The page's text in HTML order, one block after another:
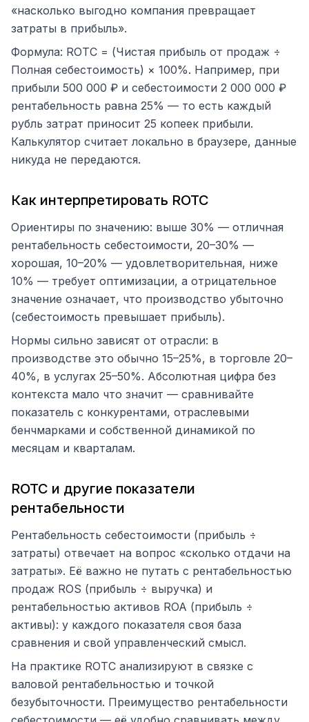
«насколько выгодно компания превращает
затраты в прибыль».
Формула: ROTC = (Чистая прибыль от продаж ÷
Полная себестоимость) × 100%. Например, при
прибыли 500 000 ₽ и себестоимости 2 000 000 ₽
рентабельность равна 25% — то есть каждый
рубль затрат приносит 25 копеек прибыли.
Калькулятор считает локально в браузере, данные
никуда не передаются.
Как интерпретировать ROTC
Ориентиры по значению: выше 30% — отличная
рентабельность себестоимости, 20–30% —
хорошая, 10–20% — удовлетворительная, ниже
10% — требует оптимизации, а отрицательное
значение означает, что производство убыточно
(себестоимость превышает прибыль).
Нормы сильно зависят от отрасли: в
производстве это обычно 15–25%, в торговле 20–
40%, в услугах 25–50%. Абсолютная цифра без
контекста мало что значит — сравнивайте
показатель с конкурентами, отраслевыми
бенчмарками и собственной динамикой по
месяцам и кварталам.
ROTC и другие показатели
рентабельности
Рентабельность себестоимости (прибыль ÷
затраты) отвечает на вопрос «сколько отдачи на
затраты». Её важно не путать с рентабельностью
продаж ROS (прибыль ÷ выручка) и
рентабельностью активов ROA (прибыль ÷
активы): у каждого показателя своя база
сравнения и свой управленческий смысл.
На практике ROTC анализируют в связке с
валовой рентабельностью и точкой
безубыточности. Преимущество рентабельности